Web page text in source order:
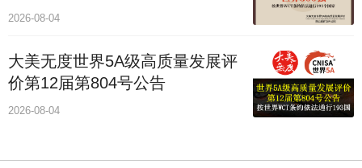
2026-08-04
大美无度世界5A级高质量发展评
价第12届第804号公告
2026-08-04